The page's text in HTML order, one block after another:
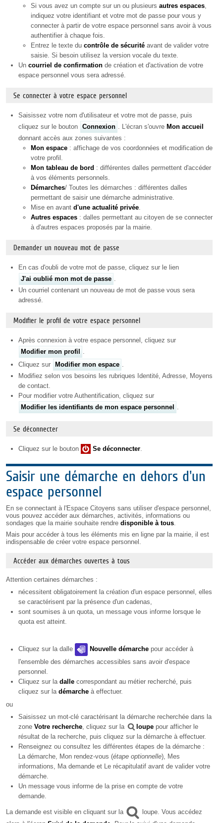
Si vous avez un compte sur un ou plusieurs autres espaces,
indiquez votre identifiant et votre mot de passe pour vous y
connecter à partir de votre espace personnel sans avoir à vous
authentifier à chaque fois.
Entrez le texte du contrôle de sécuritéavant de valider votre
saisie. Si besoin utilisez la version vocale du texte.
Un courriel de confirmationde création et d'activation de votre
espace personnel vous sera adressé.
Se connecter à votre espace personnel
Saisissez votre nom d'utilisateur et votre mot de passe, puis
cliquez sur le bouton Connexion . L'écran s'ouvre Mon accueil
donnant accès aux zones suivantes :
Mon espace: affichage de vos coordonnées et modification de
votre profil.
Mon tableau de bord : différentes dalles permettent d'accéder
à vos éléments personnels.
Démarches/ Toutes les démarches : différentes dalles
permettant de saisir une démarche administrative.
Mise en avant d'une actualité privée.
Autres espaces: dalles permettant au citoyen de se connecter
à d'autres espaces proposés par la mairie.
Demander un nouveau mot de passe
En cas d'oubli de votre mot de passe, cliquez sur le lien
J'ai oublié mon mot de passe
Un courriel contenant un nouveau de mot de passe vous sera
adressé.
Modifier le profil de votre espace personnel
Après connexion à votre espace personnel, cliquez sur
Modifier mon profil
Cliquez sur
Modifier mon espace
Modifiez selon vos besoins les rubriques Identité, Adresse, Moyens
de contact.
Pour modifier votre Authentification, cliquez sur
Modifier les identifiants de mon espace personnel
Se déconnecter
Cliquez sur le bouton Se déconnecter.
Saisir une démarche en dehors d'un
espace personnel
En se connectant à l'Espace Citoyens sans utiliser d'espace personnel,
vous pouvez accéder aux démarches, activités, informations ou
sondages que la mairie souhaite rendre disponible à tous.
Mais pour accéder à tous les éléments mis en ligne par la mairie, il est
indispensable de créer votre espace personnel.
Accéder aux démarches ouvertes à tous
Attention certaines démarches :
nécessitent obligatoirement la création d'un espace personnel, elles
se caractérisent par la présence d'un cadenas,
sont soumises à un quota, un message vous informe lorsque le
quota est atteint.
Cliquez sur la dalle Nouvelle démarchepour accéder à
l'ensemble des démarches accessibles sans avoir d'espace
personnel.
Cliquez sur la dallecorrespondant au métier recherché, puis
cliquez sur la démarcheà effectuer.
ou
Saisissez un mot-clé caractérisant la démarche recherchée dans la
zone Votre recherche, cliquez sur la loupepour afficher le
résultat de la recherche, puis cliquez sur la démarche à effectuer.
Renseignez ou consultez les différentes étapes de la démarche :
La démarche, Mon rendez-vous (étape optionnelle), Mes
informations, Ma demande et Le récapitulatif avant de valider votre
démarche.
Un message vous informe de la prise en compte de votre
demande.
La demande est visible en cliquant sur la
loupe. Vous accédez